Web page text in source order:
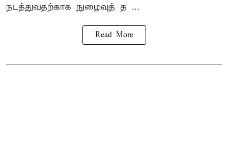
நடத்துவதற்காக நுழைவுத் த ...
Read More